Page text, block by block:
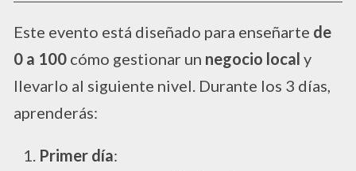
Este evento está diseñado para enseñarte de
0 a 100 cómo gestionar un negocio local y
llevarlo al siguiente nivel. Durante los 3 días,
aprenderás:
Primer día: